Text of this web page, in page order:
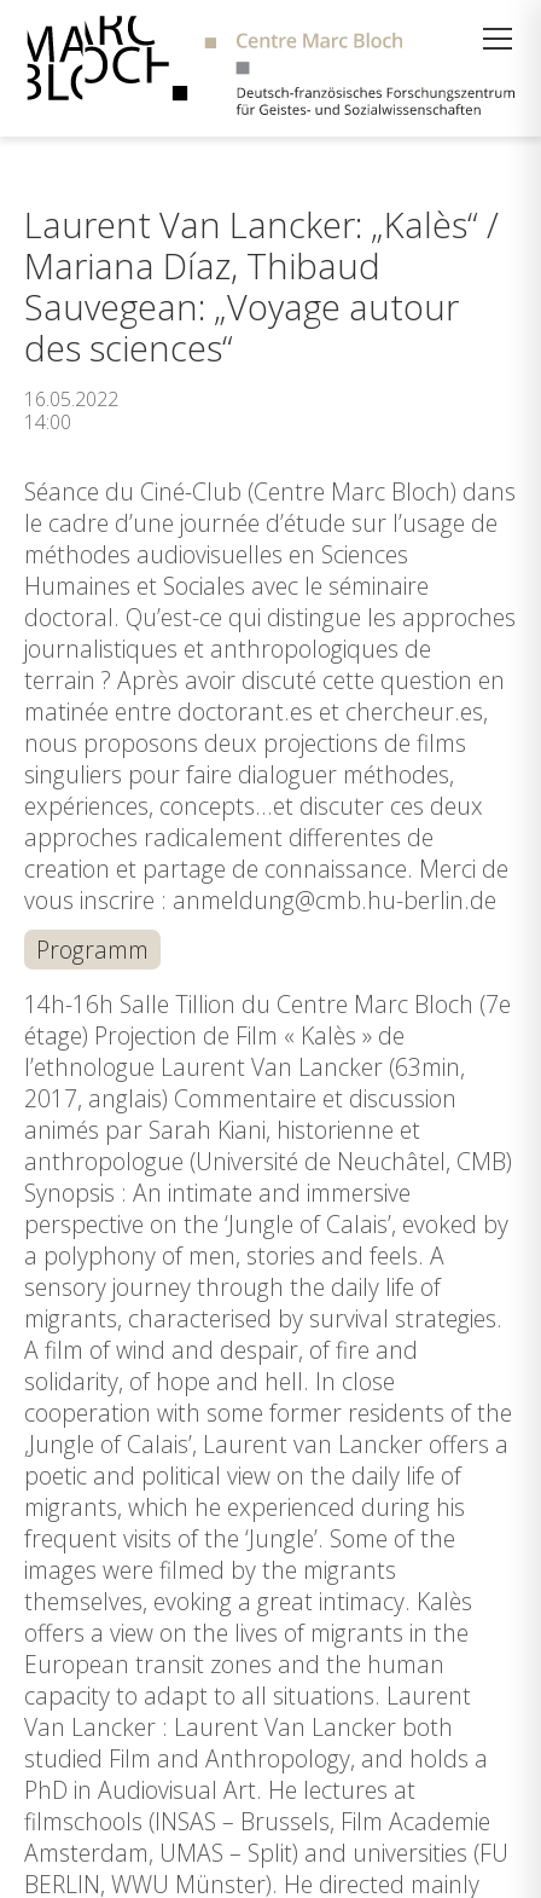
Laurent Van Lancker: „Kalès“ /
Mariana Díaz, Thibaud
Sauvegean: „Voyage autour
des sciences“
16.05.2022
14:00
Séance du Ciné-Club (Centre Marc Bloch) dans
le cadre d’une journée d’étude sur l’usage de
méthodes audiovisuelles en Sciences
Humaines et Sociales avec le séminaire
doctoral. Qu’est-ce qui distingue les approches
journalistiques et anthropologiques de
terrain ? Après avoir discuté cette question en
matinée entre doctorant.es et chercheur.es,
nous proposons deux projections de films
singuliers pour faire dialoguer méthodes,
expériences, concepts…et discuter ces deux
approches radicalement differentes de
creation et partage de connaissance. Merci de
vous inscrire : anmeldung@cmb.hu-berlin.de
Programm
14h-16h Salle Tillion du Centre Marc Bloch (7e
étage) Projection de Film « Kalès » de
l’ethnologue Laurent Van Lancker (63min,
2017, anglais) Commentaire et discussion
animés par Sarah Kiani, historienne et
anthropologue (Université de Neuchâtel, CMB)
Synopsis : An intimate and immersive
perspective on the ‘Jungle of Calais’, evoked by
a polyphony of men, stories and feels. A
sensory journey through the daily life of
migrants, characterised by survival strategies.
A film of wind and despair, of fire and
solidarity, of hope and hell. In close
cooperation with some former residents of the
‚Jungle of Calais’, Laurent van Lancker offers a
poetic and political view on the daily life of
migrants, which he experienced during his
frequent visits of the ‘Jungle’. Some of the
images were filmed by the migrants
themselves, evoking a great intimacy. Kalès
offers a view on the lives of migrants in the
European transit zones and the human
capacity to adapt to all situations. Laurent
Van Lancker : Laurent Van Lancker both
studied Film and Anthropology, and holds a
PhD in Audiovisual Art. He lectures at
filmschools (INSAS – Brussels, Film Academie
Amsterdam, UMAS – Split) and universities (FU
BERLIN, WWU Münster). He directed mainly